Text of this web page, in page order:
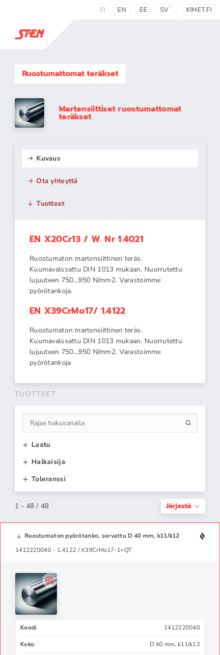
FI EN EE SV KIMET.FI
Ruostumattomat teräkset
Martensiittiset ruostumattomat
teräkset
Kuvaus
Ota yhteyttä
Tuotteet
EN X20Cr13 / W. Nr 1.4021
Ruostumaton martensiittinen teräs.
Kuumavalssattu DIN 1013 mukaan. Nuorrutettu
lujuuteen 750...950 N/mm2. Varastoimme
pyörötankoja.
EN X39CrMo17/ 1.4122
Ruostumaton martensiittinen teräs.
Kuumavalssattu DIN 1013 mukaan. Nuorrutettu
lujuuteen 750...950 N/mm2. Varastoimme
pyörötankoja
TUOTTEET
Laatu
Halkaisija
Toleranssi
1 - 48 / 48 Järjestä
Ruostumaton pyörötanko, sorvattu D 40 mm, k11/k12
1412220040 - 1.4122 / X39CrMo17-1+QT
Koodi 1412220040
Koko D 40 mm, k11/k12